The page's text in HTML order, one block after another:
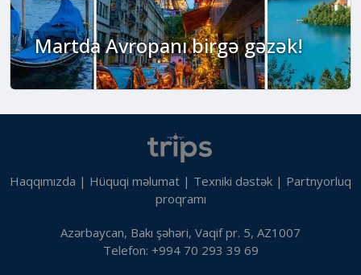
Martda Avropanı birgə gəzək!
Haqqımızda | Hüquqi məlumat | Texniki dəstək | Partnyorluq
proqramı
Azərbaycan, Bakı şəhəri, Vaqif pr. 5, AZ1007
Telefon: +994 70 293 39 69